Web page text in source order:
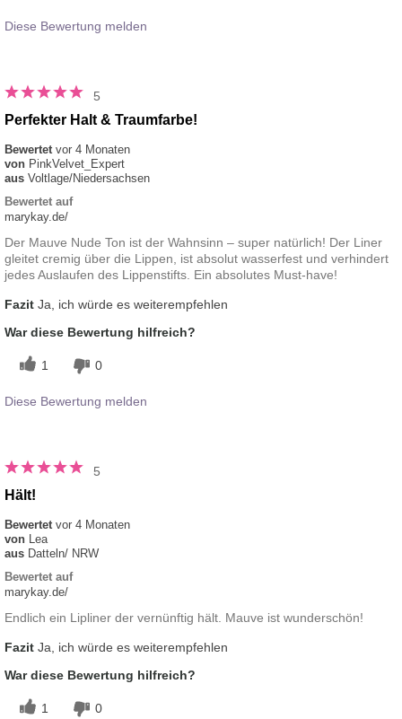
Diese Bewertung melden
5
Perfekter Halt & Traumfarbe!
Bewertet vor 4 Monaten
von PinkVelvet_Expert
aus Voltlage/Niedersachsen
Bewertet auf
marykay.de/
Der Mauve Nude Ton ist der Wahnsinn – super natürlich! Der Liner
gleitet cremig über die Lippen, ist absolut wasserfest und verhindert
jedes Auslaufen des Lippenstifts. Ein absolutes Must-have!
Fazit Ja, ich würde es weiterempfehlen
War diese Bewertung hilfreich?
1 0
Diese Bewertung melden
5
Hält!
Bewertet vor 4 Monaten
von Lea
aus Datteln/ NRW
Bewertet auf
marykay.de/
Endlich ein Lipliner der vernünftig hält. Mauve ist wunderschön!
Fazit Ja, ich würde es weiterempfehlen
War diese Bewertung hilfreich?
1 0